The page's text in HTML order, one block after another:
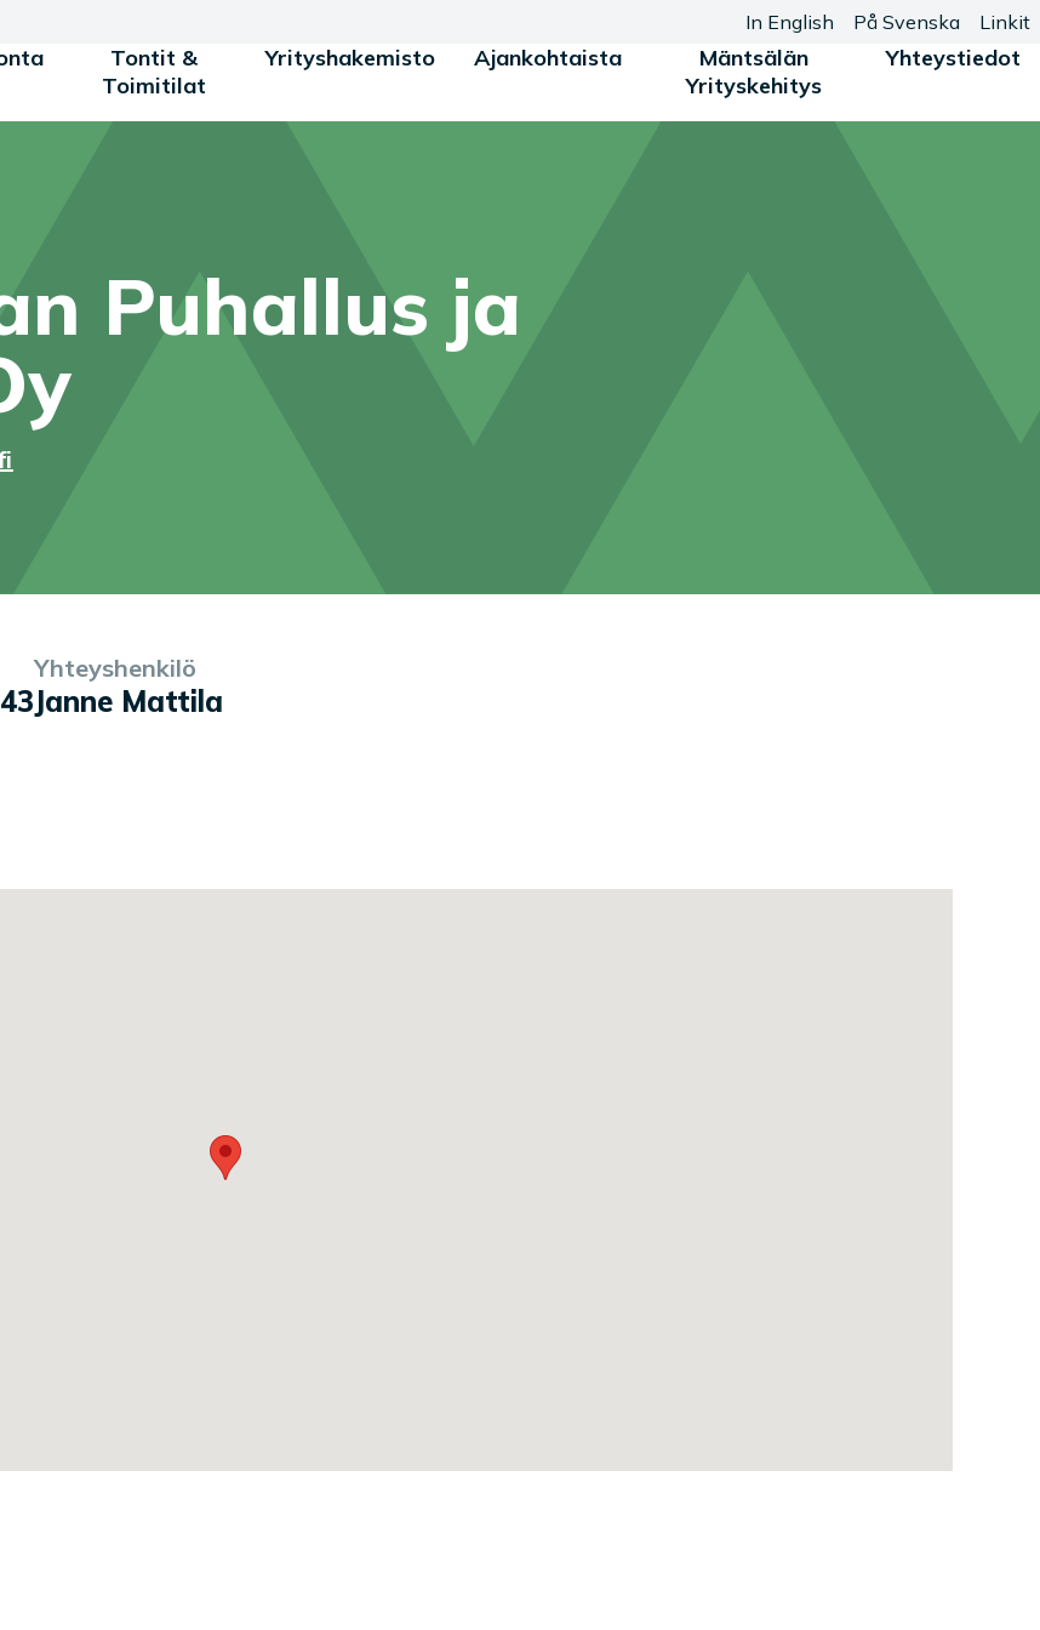
Tontit &
Toimitilat
Yrityshakemisto Ajankohtaista
Mäntsälän
Yrityskehitys
Yhteystiedot
In English På Svenska Linkit
Puhallus ja
Yhteyshenkilö
Janne Mattila